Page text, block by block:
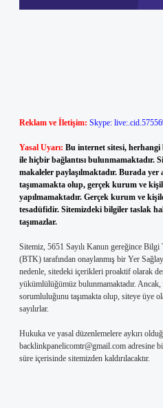
Reklam ve İletişim: Skype:
Yasal Uyarı: Bu internet sitesi,
ile hiçbir bağlantısı bulunmamaktadır.
makaleler paylaşılmaktadır. Burada
taşımamakta olup, gerçek kurum ve
yapılmamaktadır. Gerçek kurum ve
tesadüfidir. Sitemizdeki bilgiler taslak
taşımazlar.
Sitemiz, 5651 Sayılı Kanun gereğince
(BTK) tarafından onaylanmış bir Yer
nedenle, sitedeki içerikleri proaktif olarak
yükümlülüğümüz bulunmamaktadır.
sorumluluğunu taşımakta olup, siteye üye
sayılırlar.
Hukuka ve yasal düzenlemelere aykırı
backlinkpanelicomtr@gmail.com adresine
süre içerisinde sitemizden kaldırılacaktır.